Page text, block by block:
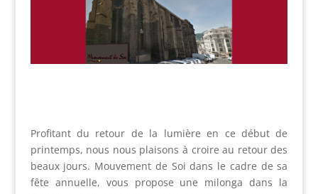
Profitant du retour de la lumière en ce début de
printemps, nous nous plaisons à croire au retour des
beaux jours. Mouvement de Soi dans le cadre de sa
fête annuelle, vous propose une milonga dans la